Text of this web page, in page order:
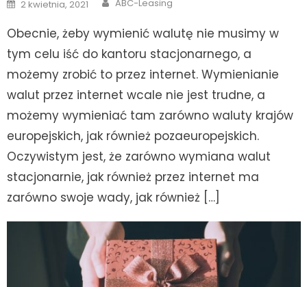
on
2 kwietnia, 2021 ABC-Leasing
Obecnie, żeby wymienić walutę nie musimy w
tym celu iść do kantoru stacjonarnego, a
możemy zrobić to przez internet. Wymienianie
walut przez internet wcale nie jest trudne, a
możemy wymieniać tam zarówno waluty krajów
europejskich, jak również pozaeuropejskich.
Oczywistym jest, że zarówno wymiana walut
stacjonarnie, jak również przez internet ma
zarówno swoje wady, jak również […]